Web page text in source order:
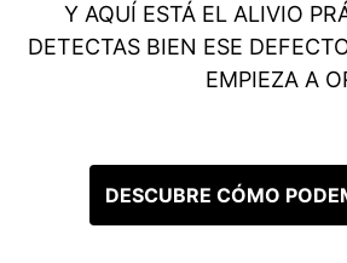
Y AQUÍ ESTÁ EL ALIVIO
DETECTAS BIEN ESE
EMPIEZA A
DESCUBRE CÓMO